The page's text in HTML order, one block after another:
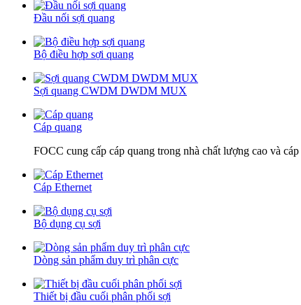
Đầu nối sợi quang
Bộ điều hợp sợi quang
Sợi quang CWDM DWDM MUX
Cáp quang
FOCC cung cấp cáp quang trong nhà chất lượng cao và
Cáp Ethernet
Bộ dụng cụ sợi
Dòng sản phẩm duy trì phân cực
Thiết bị đầu cuối phân phối sợi